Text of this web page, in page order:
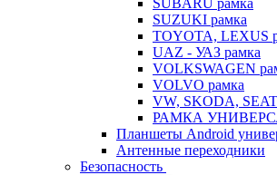
SUBARU рамка
SUZUKI рамка
TOYOTA, LEXUS
UAZ - УАЗ рамка
VOLKSWAGEN
VOLVO рамка
VW, SKODA,
РАМКА
Планшеты Android
Антенные переходники
Безопасность